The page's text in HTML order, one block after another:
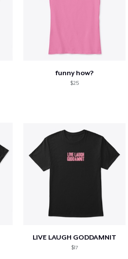
funny how?
$25
LIVE LAUGH GODDAMNIT
$17